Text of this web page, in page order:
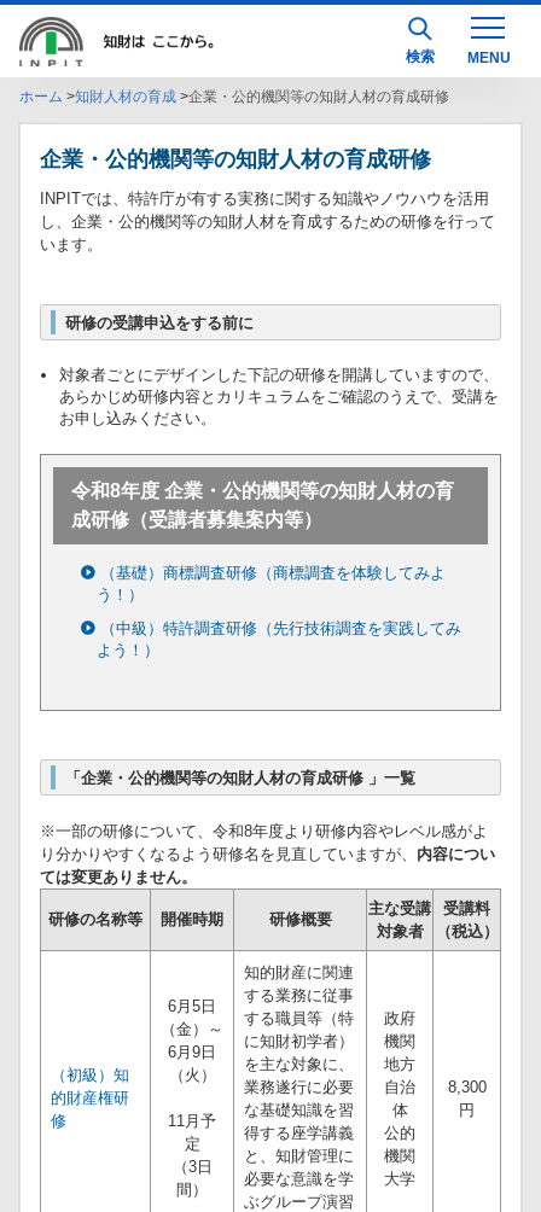
検索
ホーム 知財人材の育成 企業・公的機関等の知財人材の育成研修
企業・公的機関等の知財人材の育成研修
INPITでは、特許庁が有する実務に関する知識やノウハウを活用
し、企業・公的機関等の知財人材を育成するための研修を行って
います。
研修の受講申込をする前に
対象者ごとにデザインした下記の研修を開講していますので、
あらかじめ研修内容とカリキュラムをご確認のうえで、受講を
お申し込みください。
令和8年度 企業・公的機関等の知財人材の育
成研修（受講者募集案内等）
（基礎）商標調査研修（商標調査を体験してみよ
う！）
（中級）特許調査研修（先行技術調査を実践してみ
よう！）
「企業・公的機関等の知財人材の育成研修 」一覧
※一部の研修について、令和8年度より研修内容やレベル感がよ
り分かりやすくなるよう研修名を見直していますが、 内容につい
ては変更ありません。
研修の名称等 開催時期 研修概要
主な受講
対象者
受講料
（税込）
（初級）知
的財産権研
修
6月5日
（金）～
6月9日
（火）
11月予
定
（3日
間）
知的財産に関連
する業務に従事
する職員等（特
に知財初学者）
を主な対象に、
業務遂行に必要
な基礎知識を習
得する座学講義
と、知財管理に
必要な意識を学
ぶグループ演習
政府
機関
地方
自治
体
公的
機関
大学
8,300
円